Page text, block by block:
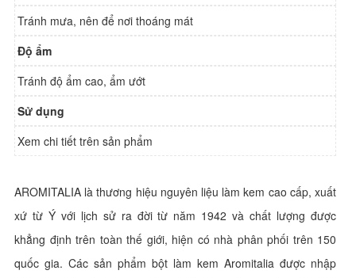
Tránh mưa, nên để nơi thoáng mát
Độ ẩm
Tránh độ ẩm cao, ẩm ướt
Sử dụng
Xem chi tiết trên sản phẩm
AROMITALIA là thương hiệu nguyên liệu làm kem cao cấp, xuất
xứ từ Ý với lịch sử ra đời từ năm 1942 và chất lượng được
khẳng định trên toàn thế giới, hiện có nhà phân phối trên 150
quốc gia. Các sản phẩm bột làm kem Aromitalia được nhập